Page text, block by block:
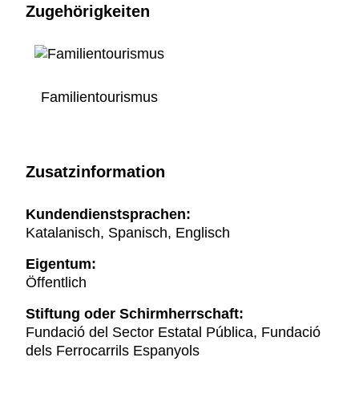
Zugehörigkeiten
Familientourismus
Zusatzinformation
Kundendienstsprachen:
Katalanisch, Spanisch, Englisch
Eigentum:
Öffentlich
Stiftung oder Schirmherrschaft:
Fundació del Sector Estatal Pública, Fundació
dels Ferrocarrils Espanyols